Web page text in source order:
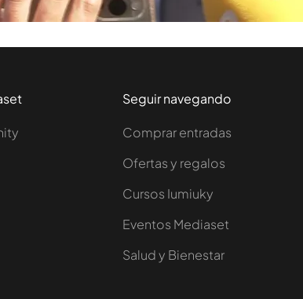
Seguir navegando
Comprar entradas
Ofertas y regalos
Cursos Iumiuky
Eventos Mediaset
Salud y Bienestar